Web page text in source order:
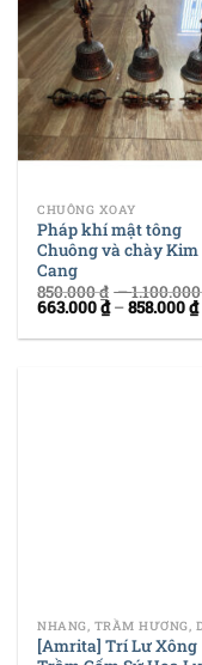
CHUÔNG XOAY
Pháp khí mật tông
Chuông và chày Kim
Cang
850.000₫ –
663.000₫–858.000₫
[Amrita] Trí Lư Xông